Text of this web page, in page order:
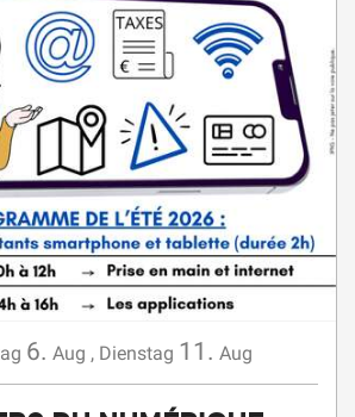
6. Aug,Dienstag 11. Aug
DU NUMÉRIQUE :
SPARTPHONE ET